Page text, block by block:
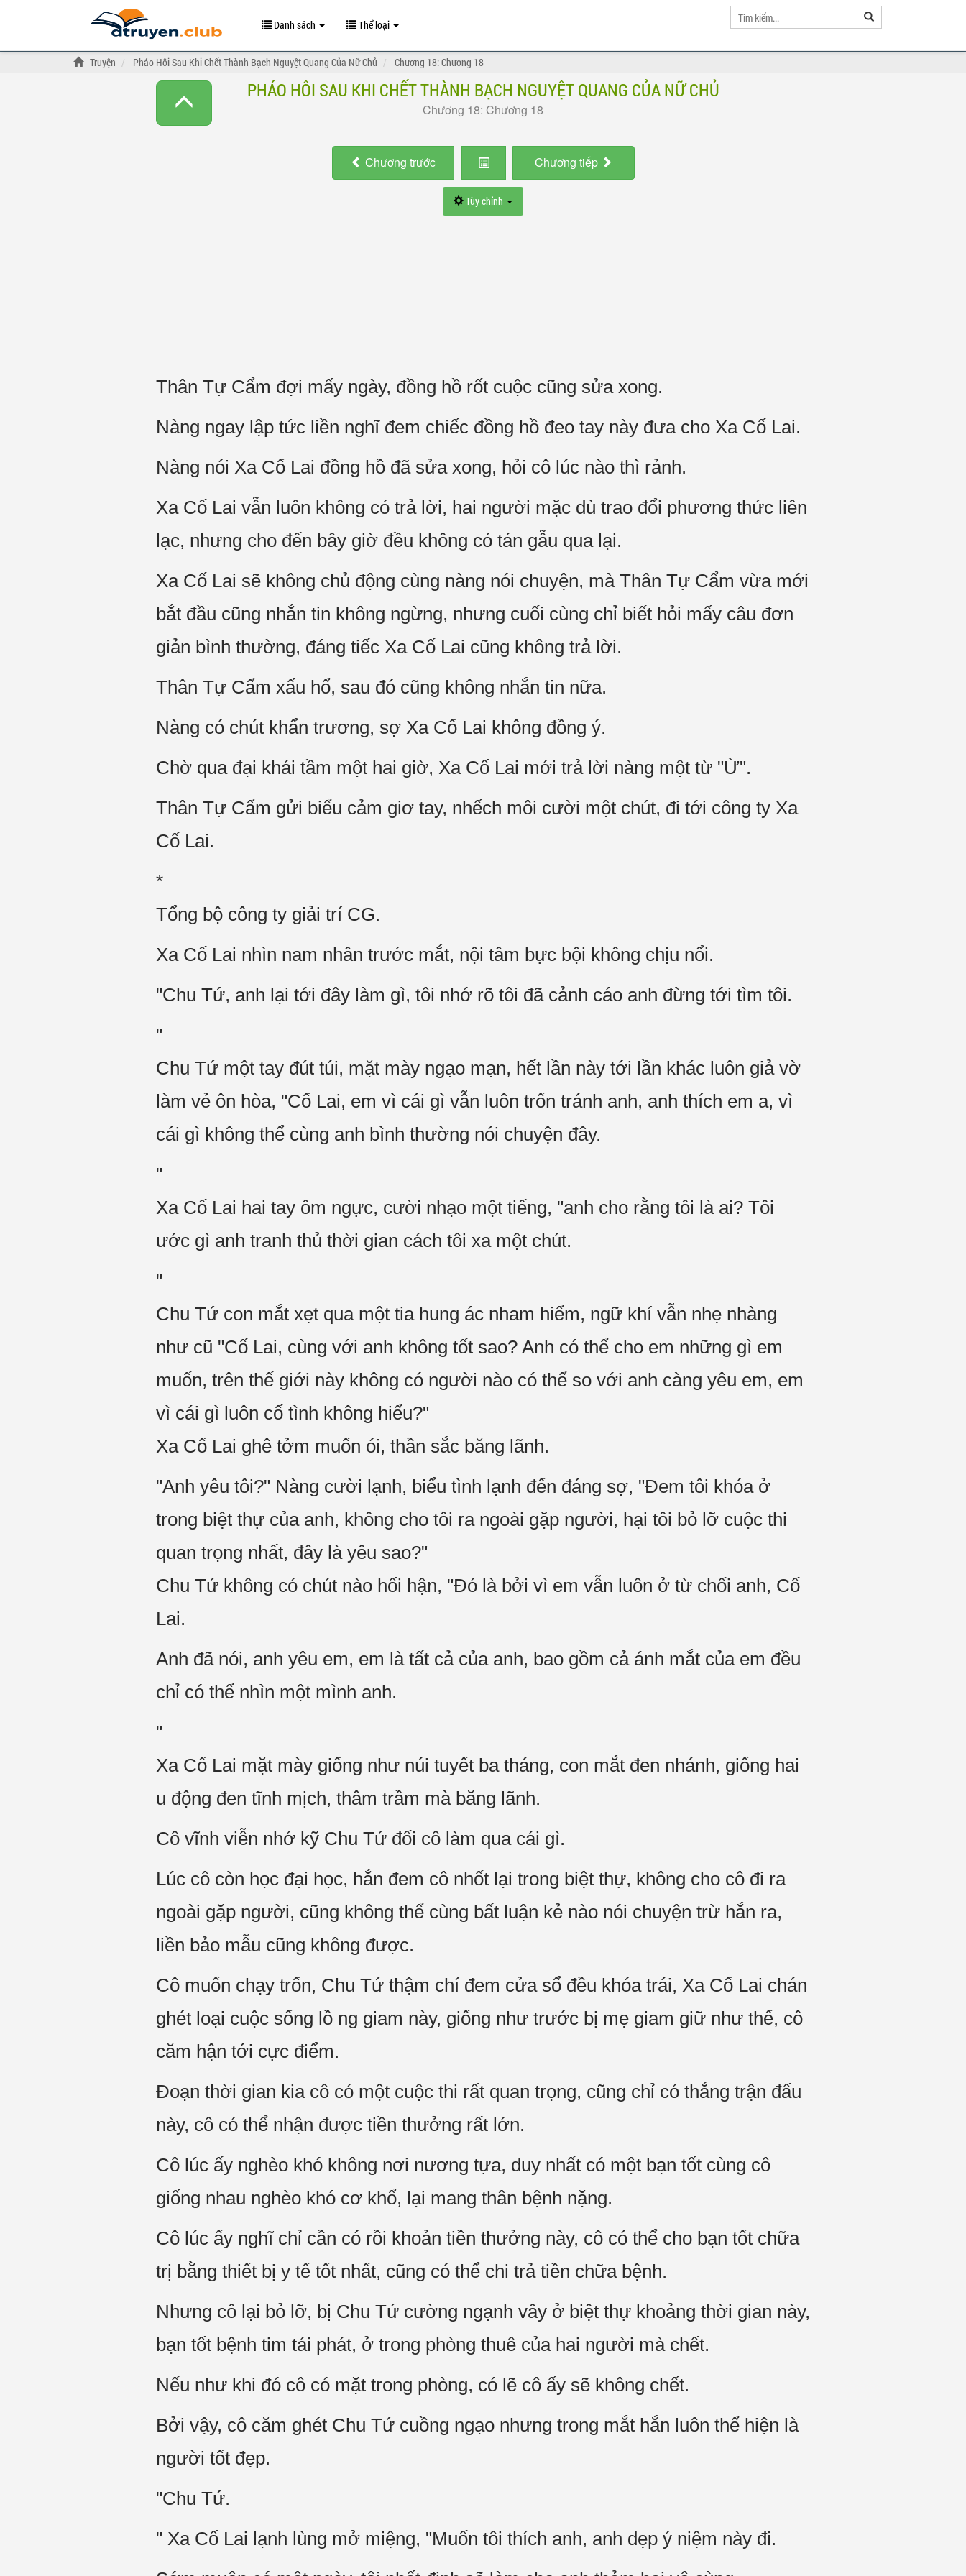
Danh sách Thể loại
Truyện Pháo Hôi Sau Khi Chết Thành Bạch Nguyệt Quang Của Nữ Chủ Chương 18: Chương 18
PHÁO HÔI SAU KHI CHẾT THÀNH BẠCH NGUYỆT QUANG CỦA NỮ CHỦ
Chương 18: Chương 18
Chương trước Chương tiếp
Tùy chỉnh
Thân Tự Cẩm đợi mấy ngày, đồng hồ rốt cuộc cũng sửa xong.
Nàng ngay lập tức liền nghĩ đem chiếc đồng hồ đeo tay này đưa cho Xa Cố Lai.
Nàng nói Xa Cố Lai đồng hồ đã sửa xong, hỏi cô lúc nào thì rảnh.
Xa Cố Lai vẫn luôn không có trả lời, hai người mặc dù trao đổi phương thức liên
lạc, nhưng cho đến bây giờ đều không có tán gẫu qua lại.
Xa Cố Lai sẽ không chủ động cùng nàng nói chuyện, mà Thân Tự Cẩm vừa mới
bắt đầu cũng nhắn tin không ngừng, nhưng cuối cùng chỉ biết hỏi mấy câu đơn
giản bình thường, đáng tiếc Xa Cố Lai cũng không trả lời.
Thân Tự Cẩm xấu hổ, sau đó cũng không nhắn tin nữa.
Nàng có chút khẩn trương, sợ Xa Cố Lai không đồng ý.
Chờ qua đại khái tầm một hai giờ, Xa Cố Lai mới trả lời nàng một từ "Ừ".
Thân Tự Cẩm gửi biểu cảm giơ tay, nhếch môi cười một chút, đi tới công ty Xa
Cố Lai.
*
Tổng bộ công ty giải trí CG.
Xa Cố Lai nhìn nam nhân trước mắt, nội tâm bực bội không chịu nổi.
"Chu Tứ, anh lại tới đây làm gì, tôi nhớ rõ tôi đã cảnh cáo anh đừng tới tìm tôi.
"
Chu Tứ một tay đút túi, mặt mày ngạo mạn, hết lần này tới lần khác luôn giả vờ
làm vẻ ôn hòa, "Cố Lai, em vì cái gì vẫn luôn trốn tránh anh, anh thích em a, vì
cái gì không thể cùng anh bình thường nói chuyện đây.
"
Xa Cố Lai hai tay ôm ngực, cười nhạo một tiếng, "anh cho rằng tôi là ai? Tôi
ước gì anh tranh thủ thời gian cách tôi xa một chút.
"
Chu Tứ con mắt xẹt qua một tia hung ác nham hiểm, ngữ khí vẫn nhẹ nhàng
như cũ "Cố Lai, cùng với anh không tốt sao? Anh có thể cho em những gì em
muốn, trên thế giới này không có người nào có thể so với anh càng yêu em, em
vì cái gì luôn cố tình không hiểu?"
Xa Cố Lai ghê tởm muốn ói, thần sắc băng lãnh.
"Anh yêu tôi?" Nàng cười lạnh, biểu tình lạnh đến đáng sợ, "Đem tôi khóa ở
trong biệt thự của anh, không cho tôi ra ngoài gặp người, hại tôi bỏ lỡ cuộc thi
quan trọng nhất, đây là yêu sao?"
Chu Tứ không có chút nào hối hận, "Đó là bởi vì em vẫn luôn ở từ chối anh, Cố
Lai.
Anh đã nói, anh yêu em, em là tất cả của anh, bao gồm cả ánh mắt của em đều
chỉ có thể nhìn một mình anh.
"
Xa Cố Lai mặt mày giống như núi tuyết ba tháng, con mắt đen nhánh, giống hai
u động đen tĩnh mịch, thâm trầm mà băng lãnh.
Cô vĩnh viễn nhớ kỹ Chu Tứ đối cô làm qua cái gì.
Lúc cô còn học đại học, hắn đem cô nhốt lại trong biệt thự, không cho cô đi ra
ngoài gặp người, cũng không thể cùng bất luận kẻ nào nói chuyện trừ hắn ra,
liền bảo mẫu cũng không được.
Cô muốn chạy trốn, Chu Tứ thậm chí đem cửa sổ đều khóa trái, Xa Cố Lai chán
ghét loại cuộc sống lồ ng giam này, giống như trước bị mẹ giam giữ như thế, cô
căm hận tới cực điểm.
Đoạn thời gian kia cô có một cuộc thi rất quan trọng, cũng chỉ có thắng trận đấu
này, cô có thể nhận được tiền thưởng rất lớn.
Cô lúc ấy nghèo khó không nơi nương tựa, duy nhất có một bạn tốt cùng cô
giống nhau nghèo khó cơ khổ, lại mang thân bệnh nặng.
Cô lúc ấy nghĩ chỉ cần có rồi khoản tiền thưởng này, cô có thể cho bạn tốt chữa
trị bằng thiết bị y tế tốt nhất, cũng có thể chi trả tiền chữa bệnh.
Nhưng cô lại bỏ lỡ, bị Chu Tứ cường ngạnh vây ở biệt thự khoảng thời gian này,
bạn tốt bệnh tim tái phát, ở trong phòng thuê của hai người mà chết.
Nếu như khi đó cô có mặt trong phòng, có lẽ cô ấy sẽ không chết.
Bởi vậy, cô căm ghét Chu Tứ cuồng ngạo nhưng trong mắt hắn luôn thể hiện là
người tốt đẹp.
"Chu Tứ.
" Xa Cố Lai lạnh lùng mở miệng, "Muốn tôi thích anh, anh dẹp ý niệm này đi.